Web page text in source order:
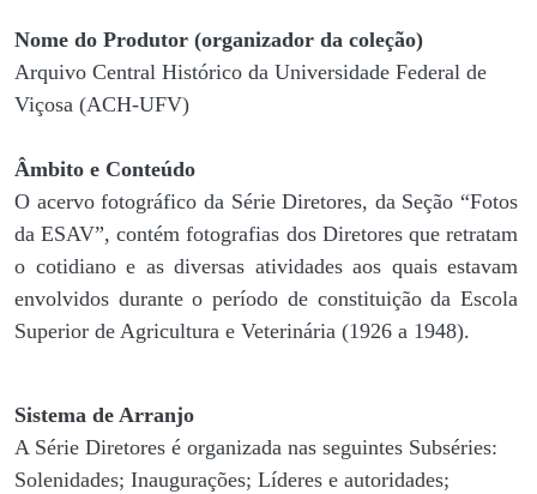
Nome do Produtor (organizador da coleção)
Arquivo Central Histórico da Universidade Federal de
Viçosa (ACH-UFV)
Âmbito e Conteúdo
O acervo fotográfico da Série Diretores, da Seção “Fotos
da ESAV”, contém fotografias dos Diretores que retratam
o cotidiano e as diversas atividades aos quais estavam
envolvidos durante o período de constituição da Escola
Superior de Agricultura e Veterinária (1926 a 1948).
Sistema de Arranjo
A Série Diretores é organizada nas seguintes Subséries:
Solenidades; Inaugurações; Líderes e autoridades;